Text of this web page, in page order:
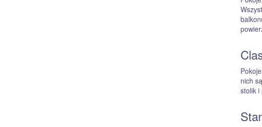
nich
stolik i